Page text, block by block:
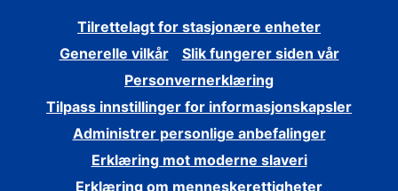
Tilrettelagt for stasjonære enheter
Generelle vilkår
Slik fungerer siden vår
Personvernerklæring
Tilpass innstillinger for informasjonskapsler
Administrer personlige anbefalinger
Erklæring mot moderne slaveri
Erklæring om menneskerettigheter